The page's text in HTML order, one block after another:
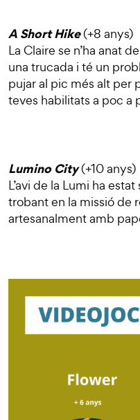
A Short Hike(+8 anys)
La Claire se n’ha anat
una trucada i té un
pujar al pic més alt per
teves habilitats a poc a
Lumino City(+10 anys)
L’avi de la Lumi ha
trobant en la missió de
artesanalment amb